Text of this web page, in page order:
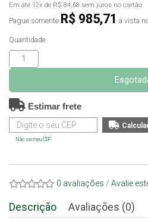
Em até 12x de R$ 84,68 sem juros no cartão
Pague somente R$ 985,71 à vista
Quantidade
Estimar frete
Não sei meu CEP
0 avaliações / Avalie
Descrição Avaliações (0)